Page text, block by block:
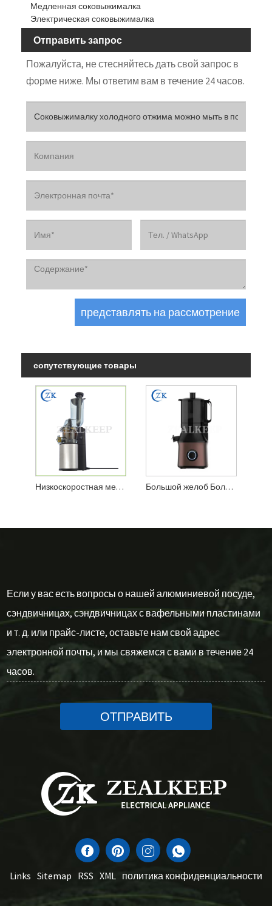
Медленная соковыжималка
Электрическая соковыжималка
Отправить запрос
Пожалуйста, не стесняйтесь дать свой запрос в
форме ниже. Мы ответим вам в течение 24 часов.
сопутствующие товары
Низкоскоростная медленная соковыжималка из нержавеющей стали Большой желоб Большой рот 300 Вт медный двигатель медленная соковыжималка
Если у вас есть вопросы о нашей алюминиевой посуде,
сэндвичницах, сэндвичницах с вафельными пластинами
и т. д. или прайс-листе, оставьте нам свой адрес
электронной почты, и мы свяжемся с вами в течение 24
часов.
ОТПРАВИТЬ
Links Sitemap RSS XML политика конфиденциальности